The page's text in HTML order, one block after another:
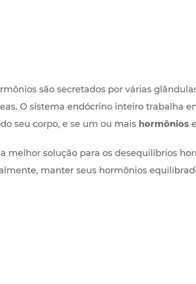
são secretados por várias
O sistema endócrino inteiro trabalha
seu corpo, e se um ou mais hormônios
melhor solução para os desequilíbrios
manter seus hormônios